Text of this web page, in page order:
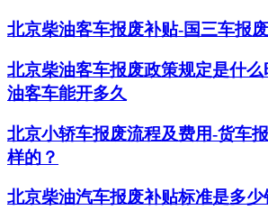
北京柴油客车报废补贴-国三车报
北京柴油客车报废政策规定是什
油客车能开多久
北京小轿车报废流程及费用-货车
样的？
北京柴油汽车报废补贴标准是多